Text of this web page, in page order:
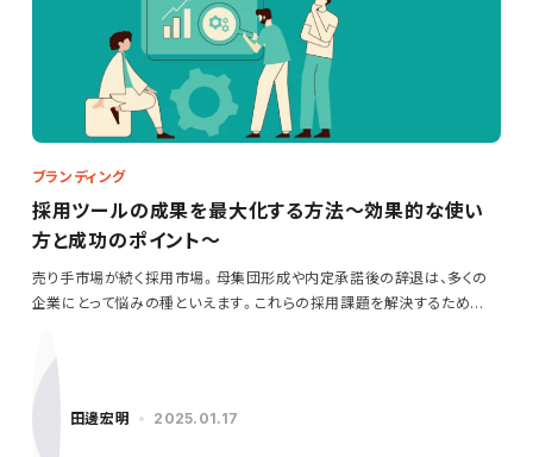
ブランディング
採用ツールの成果を最大化する方法～効果的な使い
方と成功のポイント～
売り手市場が続く採用市場。母集団形成や内定承諾後の辞退は、多くの
企業にとって悩みの種といえます。これらの採用課題を解決するため
田邊宏明 2025.01.17